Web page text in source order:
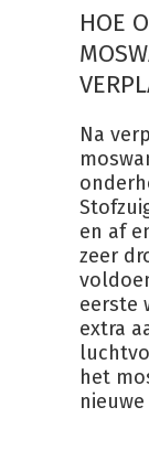
HOE
Na
en af
zeer
eerste
extra
het